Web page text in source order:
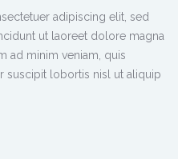
adipiscing elit, sed
ut laoreet dolore magna
ad minim veniam, quis
suscipit lobortis nisl ut aliquip